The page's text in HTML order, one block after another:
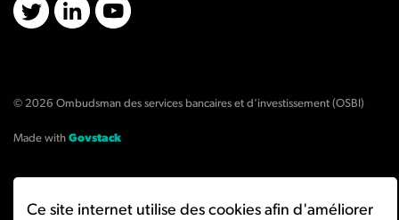
Ce site internet utilise des cookies afin d'améliorer
X/TwitterLinkedInYouTube
© 2026 Ombudsman des services bancaires et d'investissement (OSBI)
Made with Govstack